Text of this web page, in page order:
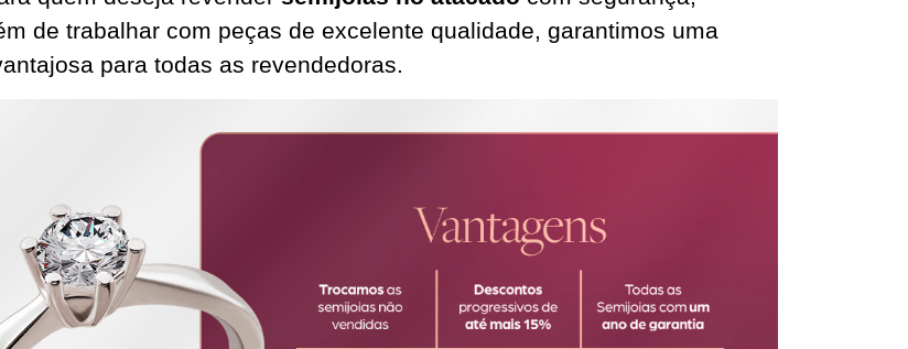
de trabalhar com peças de excelente qualidade, garantimos uma
para todas as revendedoras.